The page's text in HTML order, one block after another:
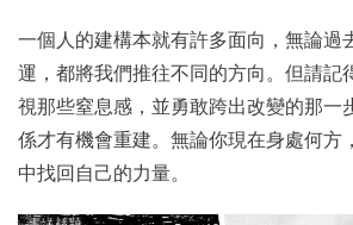
一個人的建構本就有許多面向，無論過
運，都將我們推往不同的方向。但請記
視那些窒息感，並勇敢跨出改變的那一
係才有機會重建。無論你現在身處何方
中找回自己的力量。